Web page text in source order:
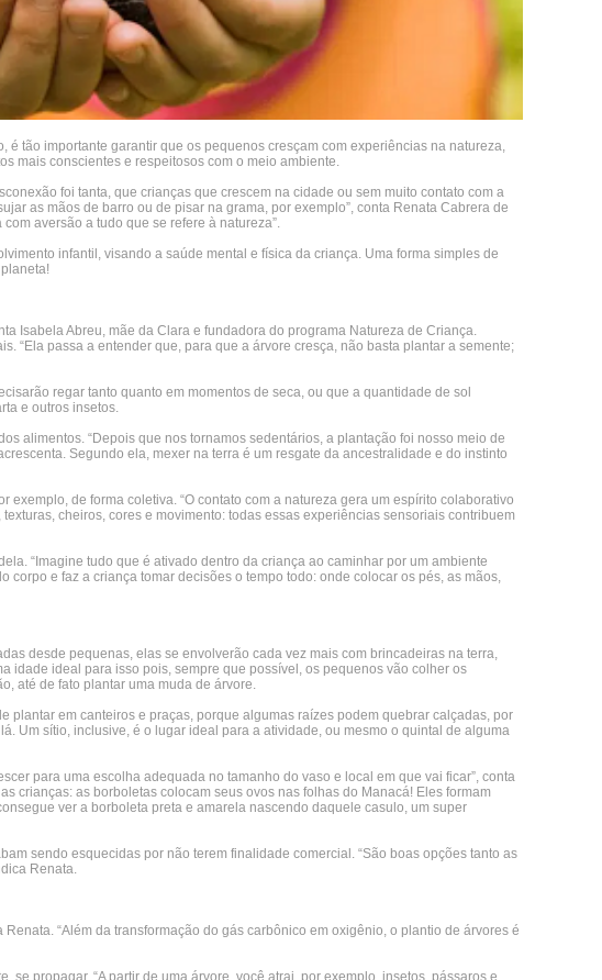
tão importante garantir que os pequenos cresçam com experiências na natureza,
mais conscientes e respeitosos com o meio ambiente.
foi tanta, que crianças que crescem na cidade ou sem muito contato com a
as mãos de barro ou de pisar na grama, por exemplo”, conta Renata Cabrera de
aversão a tudo que se refere à natureza”.
infantil, visando a saúde mental e física da criança. Uma forma simples de
Isabela Abreu, mãe da Clara e fundadora do programa Natureza de Criança.
“Ela passa a entender que, para que a árvore cresça, não basta plantar a semente;
regar tanto quanto em momentos de seca, ou que a quantidade de sol
e outros insetos.
alimentos. “Depois que nos tornamos sedentários, a plantação foi nosso meio de
Segundo ela, mexer na terra é um resgate da ancestralidade e do instinto
de forma coletiva. “O contato com a natureza gera um espírito colaborativo
cheiros, cores e movimento: todas essas experiências sensoriais contribuem
“Imagine tudo que é ativado dentro da criança ao caminhar por um ambiente
e faz a criança tomar decisões o tempo todo: onde colocar os pés, as mãos,
desde pequenas, elas se envolverão cada vez mais com brincadeiras na terra,
idade ideal para isso pois, sempre que possível, os pequenos vão colher os
até de fato plantar uma muda de árvore.
plantar em canteiros e praças, porque algumas raízes podem quebrar calçadas, por
Um sítio, inclusive, é o lugar ideal para a atividade, ou mesmo o quintal de alguma
para uma escolha adequada no tamanho do vaso e local em que vai ficar”, conta
crianças: as borboletas colocam seus ovos nas folhas do Manacá! Eles formam
ver a borboleta preta e amarela nascendo daquele casulo, um super
sendo esquecidas por não terem finalidade comercial. “São boas opções tanto as
Renata.
“Além da transformação do gás carbônico em oxigênio, o plantio de árvores é
propagar. “A partir de uma árvore, você atrai, por exemplo, insetos, pássaros e